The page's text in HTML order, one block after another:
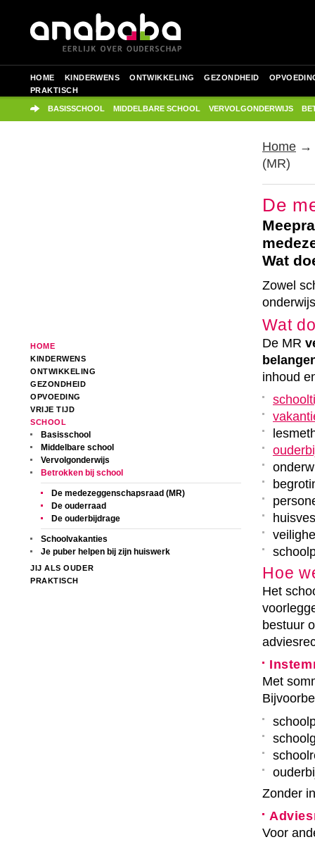
HOME KINDERWENS ONTWIKKELING GEZONDHEID
PRAKTISCH
BASISSCHOOL MIDDELBARE SCHOOL VERVOLGONDERWIJS
HOME
KINDERWENS
ONTWIKKELING
GEZONDHEID
OPVOEDING
VRIJE TIJD
SCHOOL
Basisschool
Middelbare school
Vervolgonderwijs
Betrokken bij school
De medezeggenschapsraad (MR)
De ouderraad
De ouderbijdrage
Schoolvakanties
Je puber helpen bij zijn huiswerk
JIJ ALS OUDER
PRAKTISCH
Home →
(MR)
De
Wat
Zowel
Wat
De MR
inhoud
Hoe
Het
bestuur
Met
Zonder
Voor